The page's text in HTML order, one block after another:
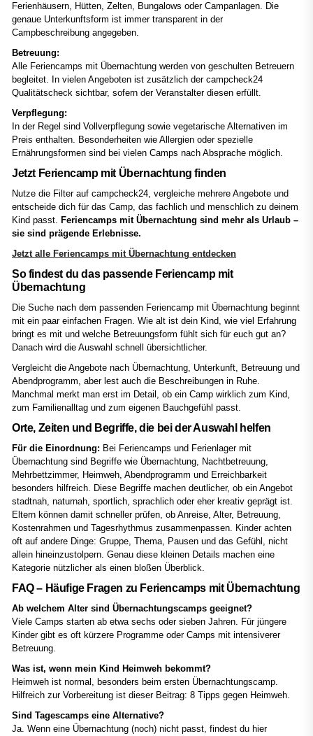
Ferienhäusern, Hütten, Zelten, Bungalows oder Campanlagen. Die
genaue Unterkunftsform ist immer transparent in der
Campbeschreibung angegeben.
Betreuung:
Alle Feriencamps mit Übernachtung werden von geschulten Betreuern
begleitet. In vielen Angeboten ist zusätzlich der campcheck24
Qualitätscheck sichtbar, sofern der Veranstalter diesen erfüllt.
Verpflegung:
In der Regel sind Vollverpflegung sowie vegetarische Alternativen im
Preis enthalten. Besonderheiten wie Allergien oder spezielle
Ernährungsformen sind bei vielen Camps nach Absprache möglich.
Jetzt Feriencamp mit Übernachtung finden
Nutze die Filter auf campcheck24, vergleiche mehrere Angebote und
entscheide dich für das Camp, das fachlich und menschlich zu deinem
Kind passt. Feriencamps mit Übernachtung sind mehr als Urlaub –
sie sind prägende Erlebnisse.
Jetzt alle Feriencamps mit Übernachtung entdecken
So findest du das passende Feriencamp mit
Übernachtung
Die Suche nach dem passenden Feriencamp mit Übernachtung beginnt
mit ein paar einfachen Fragen. Wie alt ist dein Kind, wie viel Erfahrung
bringt es mit und welche Betreuungsform fühlt sich für euch gut an?
Danach wird die Auswahl schnell übersichtlicher.
Vergleicht die Angebote nach Übernachtung, Unterkunft, Betreuung und
Abendprogramm, aber lest auch die Beschreibungen in Ruhe.
Manchmal merkt man erst im Detail, ob ein Camp wirklich zum Kind,
zum Familienalltag und zum eigenen Bauchgefühl passt.
Orte, Zeiten und Begriffe, die bei der Auswahl helfen
Für die Einordnung: Bei Feriencamps und Ferienlager mit
Übernachtung sind Begriffe wie Übernachtung, Nachtbetreuung,
Mehrbettzimmer, Heimweh, Abendprogramm und Erreichbarkeit
besonders hilfreich. Diese Begriffe machen deutlicher, ob ein Angebot
stadtnah, naturnah, sportlich, sprachlich oder eher kreativ geprägt ist.
Eltern können damit schneller prüfen, ob Anreise, Alter, Betreuung,
Kostenrahmen und Tagesrhythmus zusammenpassen. Kinder achten
oft auf andere Dinge: Gruppe, Thema, Pausen und das Gefühl, nicht
allein hineinzustolpern. Genau diese kleinen Details machen eine
Kategorie nützlicher als einen bloßen Überblick.
FAQ – Häufige Fragen zu Feriencamps mit Übernachtung
Ab welchem Alter sind Übernachtungscamps geeignet?
Viele Camps starten ab etwa sechs oder sieben Jahren. Für jüngere
Kinder gibt es oft kürzere Programme oder Camps mit intensiverer
Betreuung.
Was ist, wenn mein Kind Heimweh bekommt?
Heimweh ist normal, besonders beim ersten Übernachtungscamp.
Hilfreich zur Vorbereitung ist dieser Beitrag: 8 Tipps gegen Heimweh.
Sind Tagescamps eine Alternative?
Ja. Wenn eine Übernachtung (noch) nicht passt, findest du hier